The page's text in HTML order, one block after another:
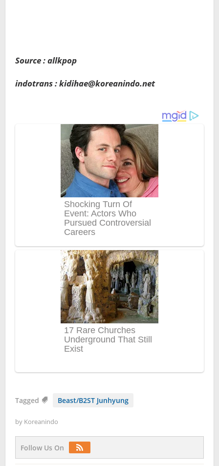
Source : allkpop
indotrans : kidihae@koreanindo.net
Tagged Beast/B2ST Junhyung
by Koreanindo
Follow Us On